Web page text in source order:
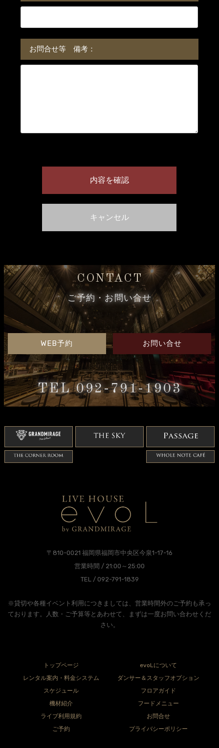
お問合せ等 備考：
CONTACT
ご予約・お問い合せ
WEB予約 お問い合せ
TEL 092-791-1903
〒810-0021 福岡県福岡市中央区今泉1-17-16
営業時間 / 21:00～25:00
TEL / 092-791-1839
※貸切や各種イベント利用につきましては、営業時間外のご予約も承っ
ております。人数・ご予算等とあわせて、まずは一度お問い合わせくだ
さい。
トップページ
evoLについて
レンタル案内・料金システム
ダンサー＆スタッフオプション
スケジュール
フロアガイド
機材紹介
フードメニュー
ライブ利用規約
お問合せ
ご予約
プライバシーポリシー